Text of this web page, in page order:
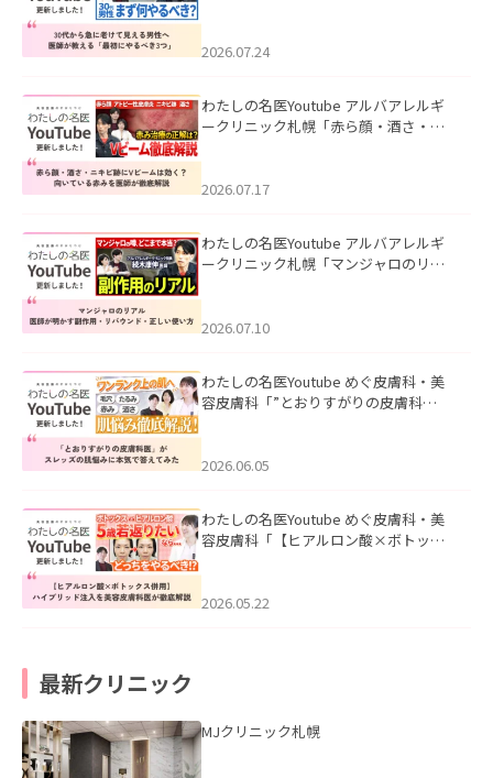
た。
2026.07.24
わたしの名医Youtube アルバアレルギ
ークリニック札幌「赤ら顔・酒さ・ニ
した。
2026.07.17
わたしの名医Youtube アルバアレルギ
ークリニック札幌「マンジャロのリア
た。
2026.07.10
わたしの名医Youtube めぐ皮膚科・美
容皮膚科「”とおりすがりの皮膚科
2026.06.05
わたしの名医Youtube めぐ皮膚科・美
容皮膚科「【ヒアルロン酸×ボトック
た。
2026.05.22
最新クリニック
MJクリニック札幌